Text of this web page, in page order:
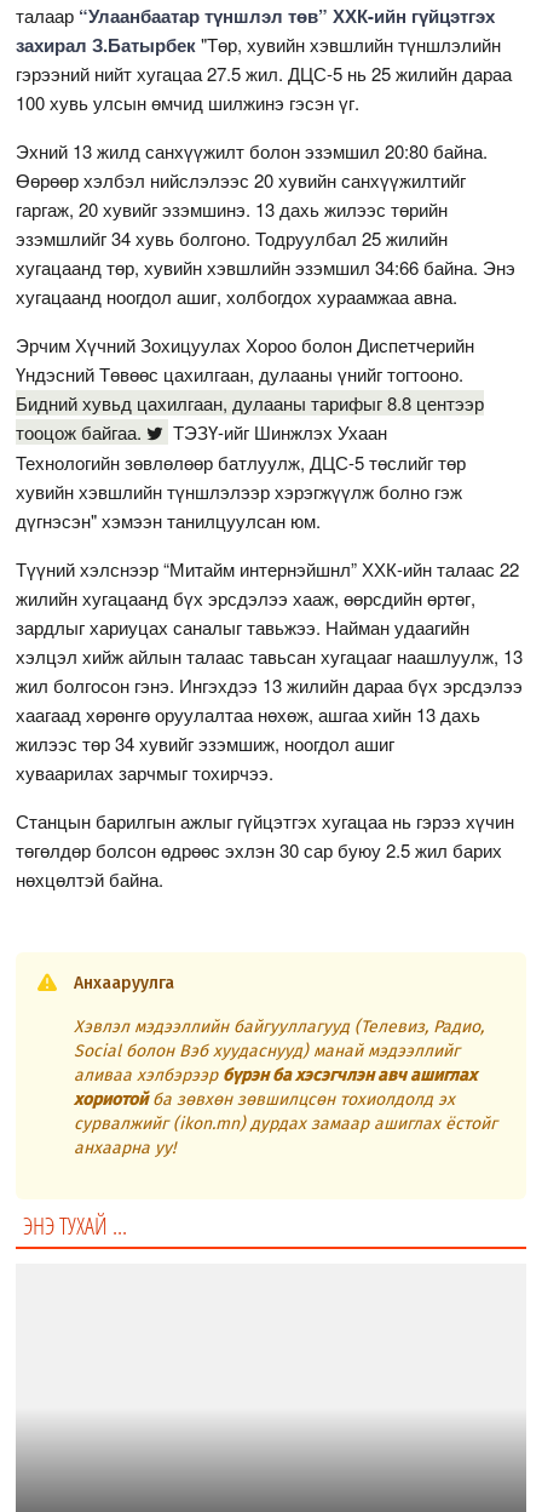
талаар “Улаанбаатар түншлэл төв” ХХК-ийн гүйцэтгэх
захирал З.Батырбек"Төр, хувийн хэвшлийн түншлэлийн
гэрээний нийт хугацаа 27.5 жил. ДЦС-5 нь 25 жилийн дараа
100 хувь улсын өмчид шилжинэ гэсэн үг.
Эхний 13 жилд санхүүжилт болон эзэмшил 20:80 байна.
Өөрөөр хэлбэл нийслэлээс 20 хувийн санхүүжилтийг
гаргаж, 20 хувийг эзэмшинэ. 13 дахь жилээс төрийн
эзэмшлийг 34 хувь болгоно. Тодруулбал 25 жилийн
хугацаанд төр, хувийн хэвшлийн эзэмшил 34:66 байна. Энэ
хугацаанд ноогдол ашиг, холбогдох хураамжаа авна.
Эрчим Хүчний Зохицуулах Хороо болон Диспетчерийн
Үндэсний Төвөөс цахилгаан, дулааны үнийг тогтооно.
Бидний хувьд цахилгаан, дулааны тарифыг 8.8 центээр
тооцож байгаа.
ТЭЗҮ-ийг Шинжлэх Ухаан
Технологийн зөвлөлөөр батлуулж, ДЦС-5 төслийг төр
хувийн хэвшлийн түншлэлээр хэрэгжүүлж болно гэж
дүгнэсэн" хэмээн танилцуулсан юм.
Түүний хэлснээр “Митайм интернэйшнл” ХХК-ийн талаас 22
жилийн хугацаанд бүх эрсдэлээ хааж, өөрсдийн өртөг,
зардлыг хариуцах саналыг тавьжээ. Найман удаагийн
хэлцэл хийж айлын талаас тавьсан хугацааг наашлуулж, 13
жил болгосон гэнэ. Ингэхдээ 13 жилийн дараа бүх эрсдэлээ
хаагаад хөрөнгө оруулалтаа нөхөж, ашгаа хийн 13 дахь
жилээс төр 34 хувийг эзэмшиж, ноогдол ашиг
хуваарилах зарчмыг тохирчээ.
Станцын барилгын ажлыг гүйцэтгэх хугацаа нь гэрээ хүчин
төгөлдөр болсон өдрөөс эхлэн 30 сар буюу 2.5 жил барих
нөхцөлтэй байна.
Анхааруулга
Хэвлэл мэдээллийн байгууллагууд (Телевиз, Радио,
Social болон Вэб хуудаснууд) манай мэдээллийг
аливаа хэлбэрээр бүрэн ба хэсэгчлэн авч ашиглах
хориотойба зөвхөн зөвшилцсөн тохиолдолд эх
сурвалжийг (ikon.mn) дурдах замаар ашиглах ёстойг
анхаарна уу!
ЭНЭ ТУХАЙ ...